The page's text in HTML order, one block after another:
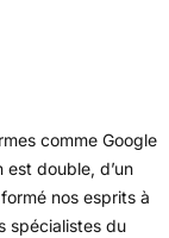
comme Google
double, d’un
nos esprits à
spécialistes du